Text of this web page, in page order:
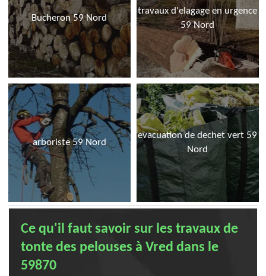
Bucheron 59 Nord
travaux d'elagage en urgence
59 Nord
arboriste 59 Nord
evacuation de dechet vert 59
Nord
Ce qu'il faut savoir sur les travaux de
tonte des pelouses à Vred dans le
59870